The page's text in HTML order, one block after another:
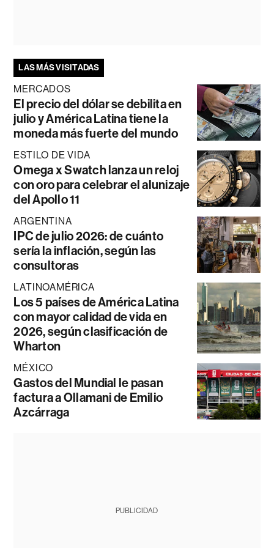
LAS MÁS VISITADAS
MERCADOS
El precio del dólar se debilita en
julio y América Latina tiene la
moneda más fuerte del mundo
ESTILO DE VIDA
Omega x Swatch lanza un reloj
con oro para celebrar el alunizaje
del Apollo 11
ARGENTINA
IPC de julio 2026: de cuánto
sería la inflación, según las
consultoras
LATINOAMÉRICA
Los 5 países de América Latina
con mayor calidad de vida en
2026, según clasificación de
Wharton
MÉXICO
Gastos del Mundial le pasan
factura a Ollamani de Emilio
Azcárraga
PUBLICIDAD